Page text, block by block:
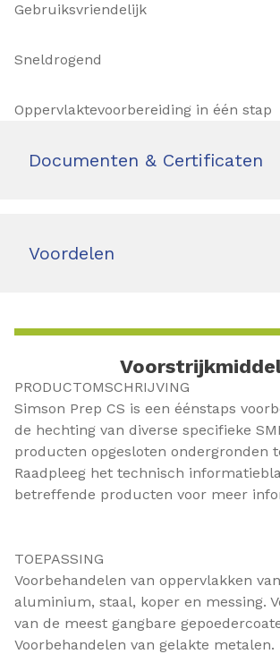
Gebruiksvriendelijk
Sneldrogend
Oppervlaktevoorbereiding in één stap
Documenten & Certificaten
Voordelen
PRODUCTOMSCHRIJVING
Simson Prep CS is een éénstaps
de hechting van diverse specifieke
producten opgesloten ondergronden
Raadpleeg het technisch
betreffende producten voor meer
TOEPASSING
Voorbehandelen van oppervlakken
aluminium, staal, koper en messing.
van de meest gangbare
Voorbehandelen van gelakte metalen.